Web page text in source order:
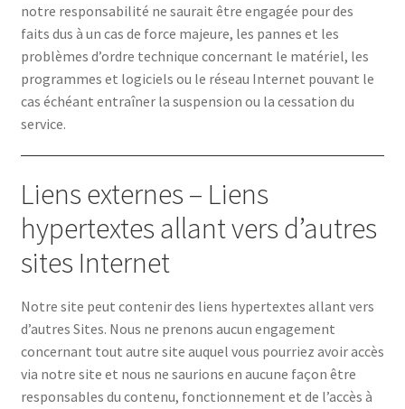
Carrelage
Catalogue Spécial Matériaux
Charpente / Couverture
Collection Carrelage
notre responsabilité ne saurait être engagée pour des
faits dus à un cas de force majeure, les pannes et les
problèmes d’ordre technique concernant le matériel, les
programmes et logiciels ou le réseau Internet pouvant le
cas échéant entraîner la suspension ou la cessation du
service.
Liens externes – Liens
hypertextes allant vers d’autres
sites Internet
Notre site peut contenir des liens hypertextes allant vers
d’autres Sites. Nous ne prenons aucun engagement
concernant tout autre site auquel vous pourriez avoir accès
via notre site et nous ne saurions en aucune façon être
responsables du contenu, fonctionnement et de l’accès à